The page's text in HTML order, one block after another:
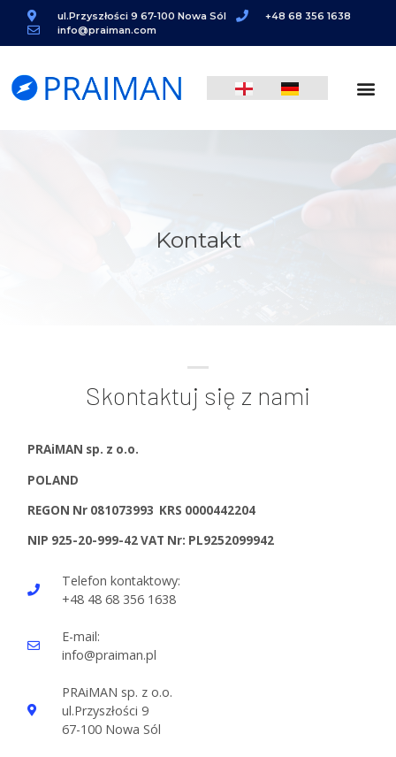
ul.Przyszłości 9 67-100 Nowa Sól
+48 68 356 1638
info@praiman.com
Kontakt
Skontaktuj się z nami
PRAiMAN sp. z o.o.
POLAND
REGON Nr 081073993 KRS 0000442204
NIP 925-20-999-42 VAT Nr: PL9252099942
Telefon kontaktowy:
+48 48 68 356 1638
E-mail:
info@praiman.pl
PRAiMAN sp. z o.o.
ul.Przyszłości 9
67-100 Nowa Sól